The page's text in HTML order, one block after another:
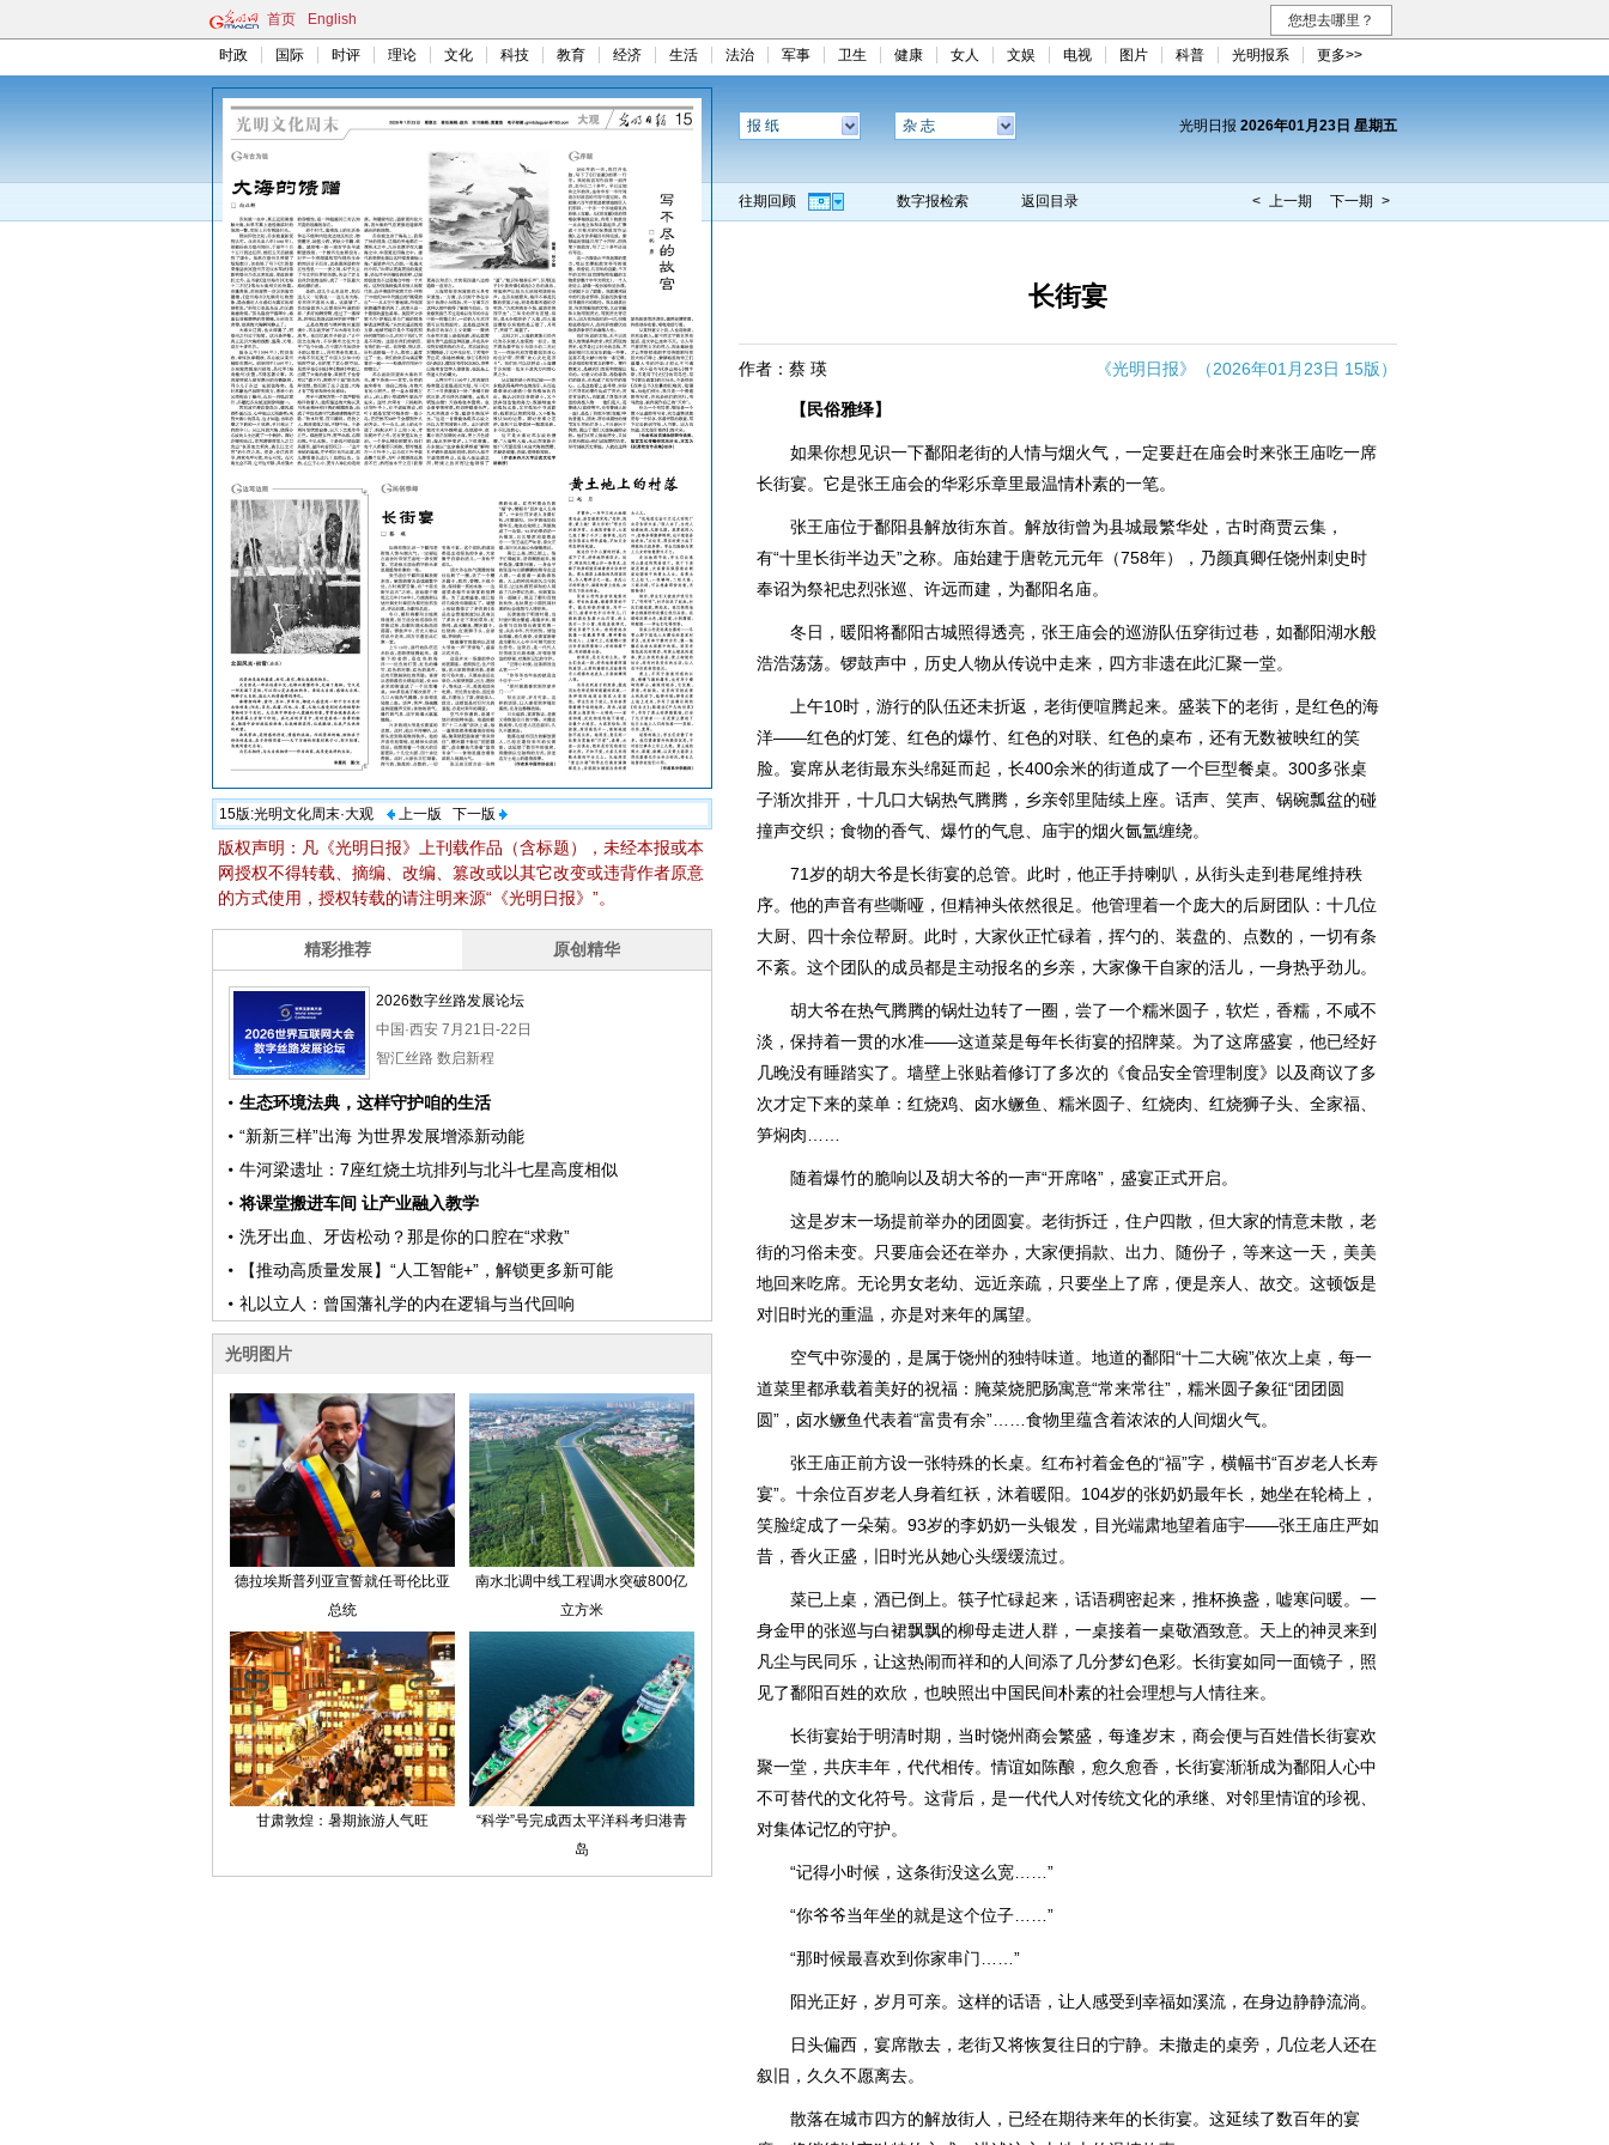
首页 English 您想去哪里？
时政 国际 时评 理论 文化 科技 教育 经济 生活 法治 军事 卫生 健康 女人 文娱 电视 图片 科普 光明报系 更多>>
15版:光明文化周末·大观 上一版 下一版
版权声明：凡《光明日报》上刊载作品（含标题），未经本报或本
网授权不得转载、摘编、改编、篡改或以其它改变或违背作者原意
的方式使用，授权转载的请注明来源“《光明日报》”。
报 纸 杂 志 光明日报 2026年01月23日 星期五
往期回顾 数字报检索 返回目录 < 上一期 下一期 >
长街宴
作者：蔡 瑛 《光明日报》（2026年01月23日 15版）
【民俗雅绎】
如果你想见识一下鄱阳老街的人情与烟火气，一定要赶在庙会时来张王庙吃一席
长街宴。它是张王庙会的华彩乐章里最温情朴素的一笔。
张王庙位于鄱阳县解放街东首。解放街曾为县城最繁华处，古时商贾云集，
有“十里长街半边天”之称。庙始建于唐乾元元年（758年），乃颜真卿任饶州刺史时
奉诏为祭祀忠烈张巡、许远而建，为鄱阳名庙。
冬日，暖阳将鄱阳古城照得透亮，张王庙会的巡游队伍穿街过巷，如鄱阳湖水般
浩浩荡荡。锣鼓声中，历史人物从传说中走来，四方非遗在此汇聚一堂。
上午10时，游行的队伍还未折返，老街便喧腾起来。盛装下的老街，是红色的海
洋——红色的灯笼、红色的爆竹、红色的对联、红色的桌布，还有无数被映红的笑
脸。宴席从老街最东头绵延而起，长400余米的街道成了一个巨型餐桌。300多张桌
子渐次排开，十几口大锅热气腾腾，乡亲邻里陆续上座。话声、笑声、锅碗瓢盆的碰
撞声交织；食物的香气、爆竹的气息、庙宇的烟火氤氲缠绕。
71岁的胡大爷是长街宴的总管。此时，他正手持喇叭，从街头走到巷尾维持秩
序。他的声音有些嘶哑，但精神头依然很足。他管理着一个庞大的后厨团队：十几位
大厨、四十余位帮厨。此时，大家伙正忙碌着，挥勺的、装盘的、点数的，一切有条
不紊。这个团队的成员都是主动报名的乡亲，大家像干自家的活儿，一身热乎劲儿。
胡大爷在热气腾腾的锅灶边转了一圈，尝了一个糯米圆子，软烂，香糯，不咸不
淡，保持着一贯的水准——这道菜是每年长街宴的招牌菜。为了这席盛宴，他已经好
几晚没有睡踏实了。墙壁上张贴着修订了多次的《食品安全管理制度》以及商议了多
次才定下来的菜单：红烧鸡、卤水鳜鱼、糯米圆子、红烧肉、红烧狮子头、全家福、
笋焖肉……
随着爆竹的脆响以及胡大爷的一声“开席咯”，盛宴正式开启。
这是岁末一场提前举办的团圆宴。老街拆迁，住户四散，但大家的情意未散，老
街的习俗未变。只要庙会还在举办，大家便捐款、出力、随份子，等来这一天，美美
地回来吃席。无论男女老幼、远近亲疏，只要坐上了席，便是亲人、故交。这顿饭是
对旧时光的重温，亦是对来年的属望。
空气中弥漫的，是属于饶州的独特味道。地道的鄱阳“十二大碗”依次上桌，每一
道菜里都承载着美好的祝福：腌菜烧肥肠寓意“常来常往”，糯米圆子象征“团团圆
圆”，卤水鳜鱼代表着“富贵有余”……食物里蕴含着浓浓的人间烟火气。
张王庙正前方设一张特殊的长桌。红布衬着金色的“福”字，横幅书“百岁老人长寿
宴”。十余位百岁老人身着红袄，沐着暖阳。104岁的张奶奶最年长，她坐在轮椅上，
笑脸绽成了一朵菊。93岁的李奶奶一头银发，目光端肃地望着庙宇——张王庙庄严如
昔，香火正盛，旧时光从她心头缓缓流过。
菜已上桌，酒已倒上。筷子忙碌起来，话语稠密起来，推杯换盏，嘘寒问暖。一
身金甲的张巡与白裙飘飘的柳母走进人群，一桌接着一桌敬酒致意。天上的神灵来到
凡尘与民同乐，让这热闹而祥和的人间添了几分梦幻色彩。长街宴如同一面镜子，照
见了鄱阳百姓的欢欣，也映照出中国民间朴素的社会理想与人情往来。
长街宴始于明清时期，当时饶州商会繁盛，每逢岁末，商会便与百姓借长街宴欢
聚一堂，共庆丰年，代代相传。情谊如陈酿，愈久愈香，长街宴渐渐成为鄱阳人心中
不可替代的文化符号。这背后，是一代代人对传统文化的承继、对邻里情谊的珍视、
对集体记忆的守护。
“记得小时候，这条街没这么宽……”
“你爷爷当年坐的就是这个位子……”
“那时候最喜欢到你家串门……”
阳光正好，岁月可亲。这样的话语，让人感受到幸福如溪流，在身边静静流淌。
日头偏西，宴席散去，老街又将恢复往日的宁静。未撤走的桌旁，几位老人还在
叙旧，久久不愿离去。
散落在城市四方的解放街人，已经在期待来年的长街宴。这延续了数百年的宴